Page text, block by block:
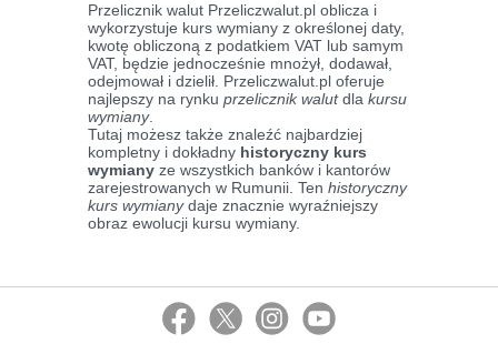
Przelicznik walut Przeliczwalut.pl oblicza i
wykorzystuje kurs wymiany z określonej daty,
kwotę obliczoną z podatkiem VAT lub samym
VAT, będzie jednocześnie mnożył, dodawał,
odejmował i dzielił. Przeliczwalut.pl oferuje
najlepszy na rynku przelicznik walutdla kursu
wymiany.
Tutaj możesz także znaleźć najbardziej
kompletny i dokładny historyczny kurs
wymiany ze wszystkich banków i kantorów
zarejestrowanych w Rumunii. Ten historyczny
kurs wymianydaje znacznie wyraźniejszy
obraz ewolucji kursu wymiany.